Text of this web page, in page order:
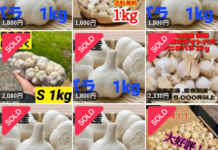
1,800円 1,600円 1,800円
2,080円 1,800円 2,330円